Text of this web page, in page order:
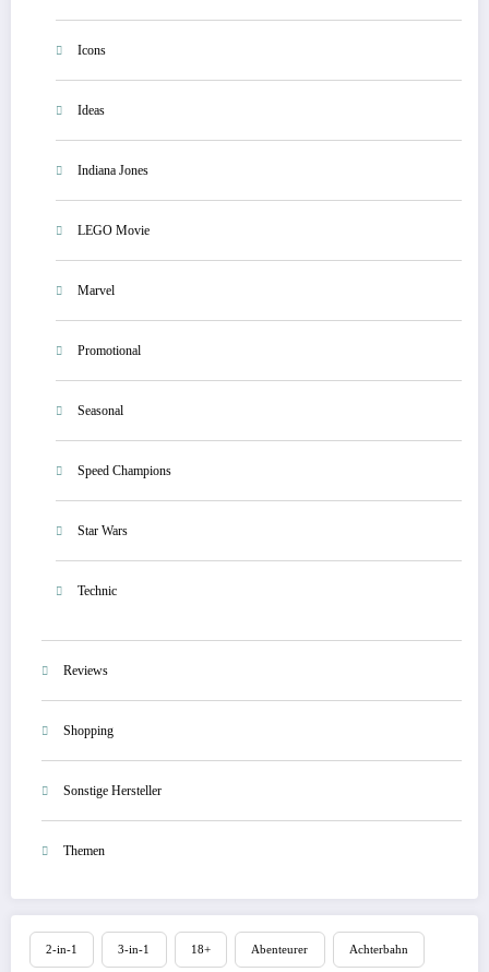
Icons
Ideas
Indiana Jones
LEGO Movie
Marvel
Promotional
Seasonal
Speed Champions
Star Wars
Technic
Reviews
Shopping
Sonstige Hersteller
Themen
2-in-1 3-in-1 18+ Abenteurer Achterbahn